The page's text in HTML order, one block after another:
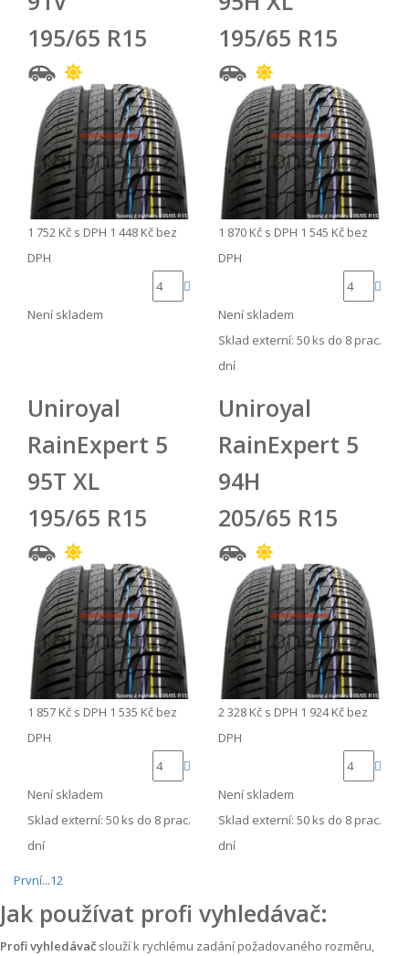
195/65 R15
1 752 Kč s DPH 1 448 Kč bez
DPH
Není skladem
195/65 R15
1 870 Kč s DPH 1 545 Kč bez
DPH
Není skladem
Sklad externí: 50 ks do 8 prac.
dní
Uniroyal
RainExpert 5
95T XL
195/65 R15
1 857 Kč s DPH 1 535 Kč bez
DPH
Není skladem
Sklad externí: 50 ks do 8 prac.
dní
Uniroyal
RainExpert 5
94H
205/65 R15
2 328 Kč s DPH 1 924 Kč bez
DPH
Není skladem
Sklad externí: 50 ks do 8 prac.
dní
První...12
Jak používat profi vyhledávač:
Profi vyhledávač slouží k rychlému zadání požadovaného rozměru,